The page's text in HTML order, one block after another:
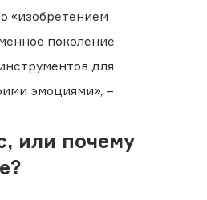
«изобретением
поколение
для
эмоциями», –
или почему